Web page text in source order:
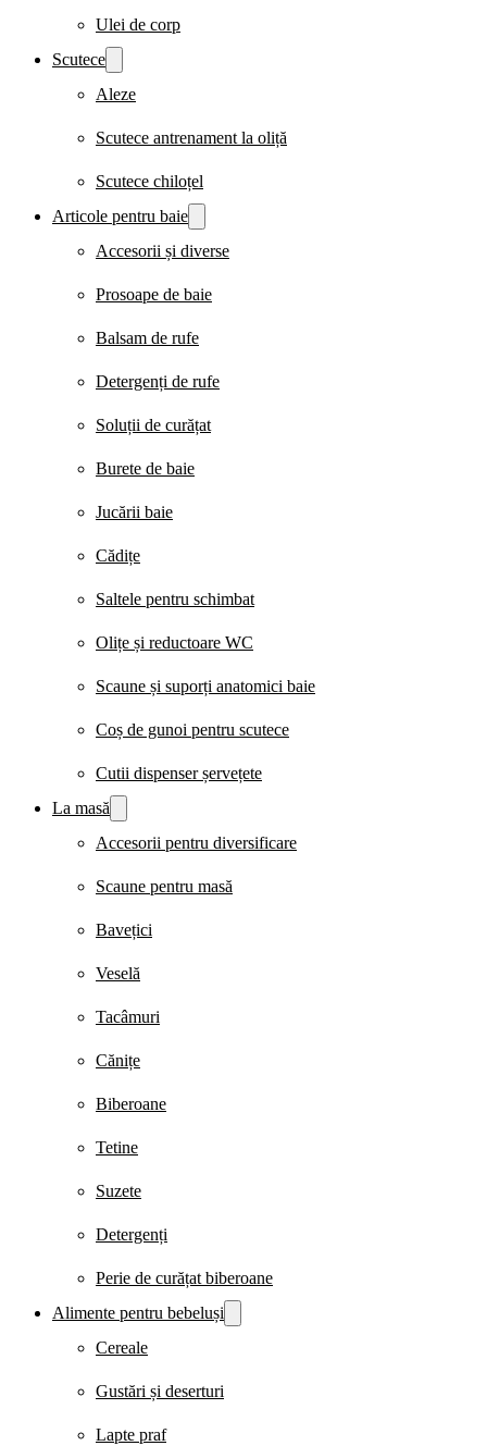
Ulei de corp
Scutece
Aleze
Scutece antrenament la oliță
Scutece chiloțel
Articole pentru baie
Accesorii și diverse
Prosoape de baie
Balsam de rufe
Detergenți de rufe
Soluții de curățat
Burete de baie
Jucării baie
Cădițe
Saltele pentru schimbat
Olițe și reductoare WC
Scaune și suporți anatomici baie
Coș de gunoi pentru scutece
Cutii dispenser șervețete
La masă
Accesorii pentru diversificare
Scaune pentru masă
Bavețici
Veselă
Tacâmuri
Cănițe
Biberoane
Tetine
Suzete
Detergenți
Perie de curățat biberoane
Alimente pentru bebeluși
Cereale
Gustări și deserturi
Lapte praf